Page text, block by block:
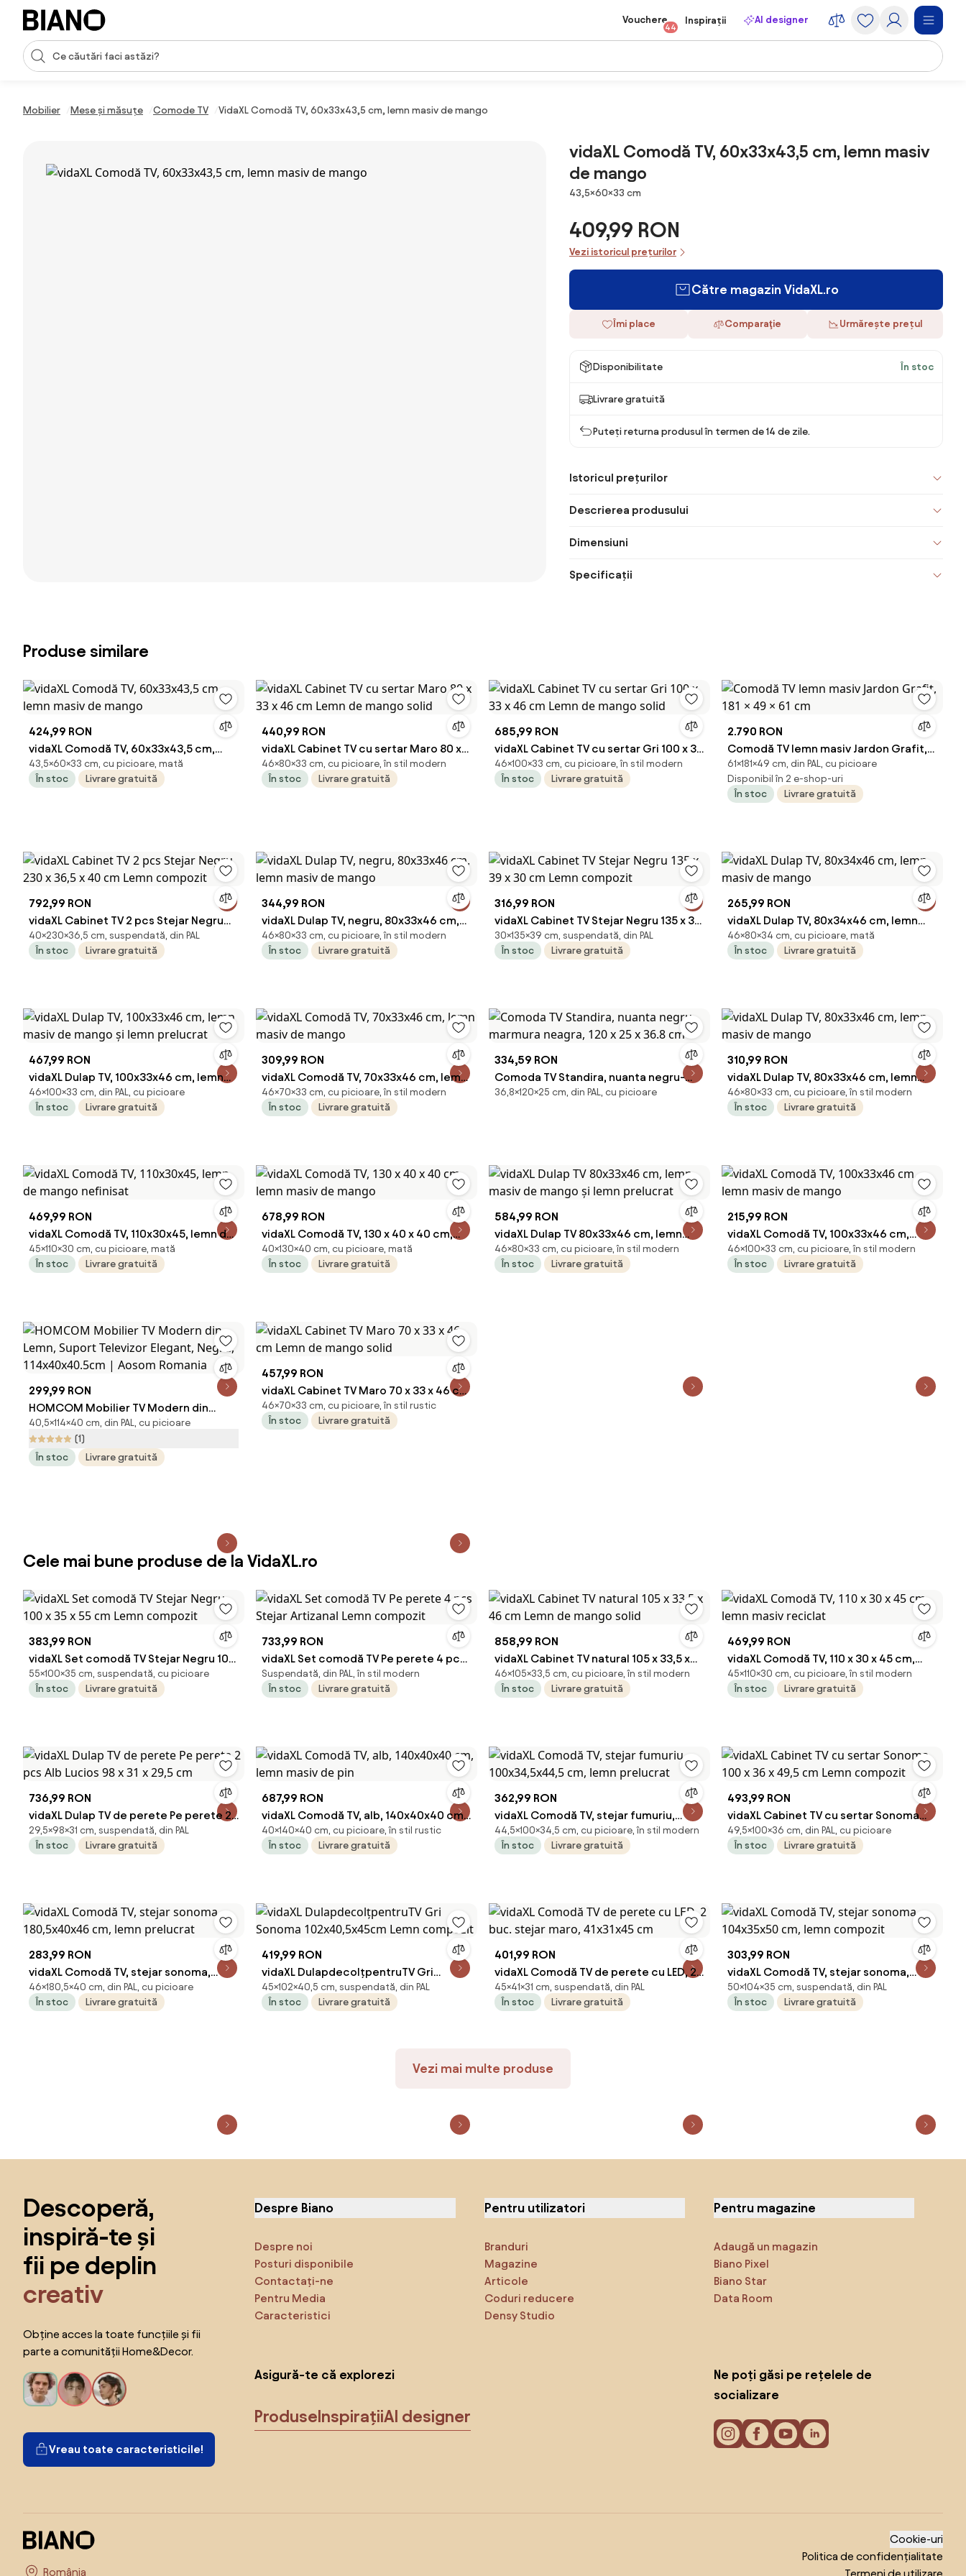
Sari peste navigare, accesează conținutul
Introducerea căutării
Vouchere
44
Inspirații AI designer
Mobilier Mese și măsuțe Comode TV VidaXL Comodă TV, 60x33x43,5 cm, lemn masiv de mango
vidaXL Comodă TV, 60x33x43,5 cm, lemn masiv
de mango
Dimensiuni
43,5×60×33 cm
409,99 RON
Vezi istoricul prețurilor
Către magazin VidaXL.ro
Îmi place Comparaţie Urmărește prețul
Disponibilitate În stoc
Livrare gratuită
Puteți returna produsul în termen de 14 de zile.
Istoricul prețurilor
Descrierea produsului
Dimensiuni
Specificații
Produse similare
424,99 RON
vidaXL Comodă TV, 60x33x43,5 cm,
lemn masiv de mango
43,5×60×33 cm, cu picioare, mată
În stoc
Livrare gratuită
440,99 RON
vidaXL Cabinet TV cu sertar Maro 80 x
33 x 46 cm Lemn de mango solid
46×80×33 cm, cu picioare, în stil modern
În stoc
Livrare gratuită
685,99 RON
vidaXL Cabinet TV cu sertar Gri 100 x 33
x 46 cm Lemn de mango solid
46×100×33 cm, cu picioare, în stil modern
În stoc
Livrare gratuită
2.790 RON
Comodă TV lemn masiv Jardon Grafit,
181 × 49 × 61 cm
61×181×49 cm, din PAL, cu picioare
Disponibil în 2 e-shop-uri
În stoc
Livrare gratuită
792,99 RON
vidaXL Cabinet TV 2 pcs Stejar Negru
230 x 36,5 x 40 cm Lemn compozit
40×230×36,5 cm, suspendată, din PAL
În stoc
Livrare gratuită
344,99 RON
vidaXL Dulap TV, negru, 80x33x46 cm,
lemn masiv de mango
46×80×33 cm, cu picioare, în stil modern
În stoc
Livrare gratuită
316,99 RON
vidaXL Cabinet TV Stejar Negru 135 x 39
x 30 cm Lemn compozit
30×135×39 cm, suspendată, din PAL
În stoc
Livrare gratuită
265,99 RON
vidaXL Dulap TV, 80x34x46 cm, lemn
masiv de mango
46×80×34 cm, cu picioare, mată
În stoc
Livrare gratuită
467,99 RON
vidaXL Dulap TV, 100x33x46 cm, lemn
masiv de mango și lemn prelucrat
46×100×33 cm, din PAL, cu picioare
În stoc
Livrare gratuită
309,99 RON
vidaXL Comodă TV, 70x33x46 cm, lemn
masiv de mango
46×70×33 cm, cu picioare, în stil modern
În stoc
Livrare gratuită
334,59 RON
Comoda TV Standira, nuanta negru-
marmura neagra, 120 x 25 x 36.8 cm
36,8×120×25 cm, din PAL, cu picioare
310,99 RON
vidaXL Dulap TV, 80x33x46 cm, lemn
masiv de mango
46×80×33 cm, cu picioare, în stil modern
În stoc
Livrare gratuită
469,99 RON
vidaXL Comodă TV, 110x30x45, lemn de
mango nefinisat
45×110×30 cm, cu picioare, mată
În stoc
Livrare gratuită
678,99 RON
vidaXL Comodă TV, 130 x 40 x 40 cm,
lemn masiv de mango
40×130×40 cm, cu picioare, mată
În stoc
Livrare gratuită
584,99 RON
vidaXL Dulap TV 80x33x46 cm, lemn
masiv de mango și lemn prelucrat
46×80×33 cm, cu picioare, în stil modern
În stoc
Livrare gratuită
215,99 RON
vidaXL Comodă TV, 100x33x46 cm,
lemn masiv de mango
46×100×33 cm, cu picioare, în stil modern
În stoc
Livrare gratuită
299,99 RON
HOMCOM Mobilier TV Modern din
Lemn, Suport Televizor Elegant, Negru,
114x40x40.5cm | Aosom Romania
40,5×114×40 cm, din PAL, cu picioare
(1)
În stoc
Livrare gratuită
457,99 RON
vidaXL Cabinet TV Maro 70 x 33 x 46 cm
Lemn de mango solid
46×70×33 cm, cu picioare, în stil rustic
În stoc
Livrare gratuită
Cele mai bune produse de la VidaXL.ro
383,99 RON
vidaXL Set comodă TV Stejar Negru 100
x 35 x 55 cm Lemn compozit
55×100×35 cm, suspendată, cu picioare
În stoc
Livrare gratuită
733,99 RON
vidaXL Set comodă TV Pe perete 4 pcs
Stejar Artizanal Lemn compozit
Suspendată, din PAL, în stil modern
În stoc
Livrare gratuită
858,99 RON
vidaXL Cabinet TV natural 105 x 33,5 x
46 cm Lemn de mango solid
46×105×33,5 cm, cu picioare, în stil modern
În stoc
Livrare gratuită
469,99 RON
vidaXL Comodă TV, 110 x 30 x 45 cm,
lemn masiv reciclat
45×110×30 cm, cu picioare, în stil modern
În stoc
Livrare gratuită
736,99 RON
vidaXL Dulap TV de perete Pe perete 2
pcs Alb Lucios 98 x 31 x 29,5 cm
29,5×98×31 cm, suspendată, din PAL
În stoc
Livrare gratuită
687,99 RON
vidaXL Comodă TV, alb, 140x40x40 cm,
lemn masiv de pin
40×140×40 cm, cu picioare, în stil rustic
În stoc
Livrare gratuită
362,99 RON
vidaXL Comodă TV, stejar fumuriu,
100x34,5x44,5 cm, lemn prelucrat
44,5×100×34,5 cm, cu picioare, în stil modern
În stoc
Livrare gratuită
493,99 RON
vidaXL Cabinet TV cu sertar Sonoma
100 x 36 x 49,5 cm Lemn compozit
49,5×100×36 cm, din PAL, cu picioare
În stoc
Livrare gratuită
283,99 RON
vidaXL Comodă TV, stejar sonoma,
180,5x40x46 cm, lemn prelucrat
46×180,5×40 cm, din PAL, cu picioare
În stoc
Livrare gratuită
419,99 RON
vidaXL DulapdecolțpentruTV Gri
Sonoma 102x40,5x45cm Lemn
compozit
45×102×40,5 cm, suspendată, din PAL
În stoc
Livrare gratuită
401,99 RON
vidaXL Comodă TV de perete cu LED, 2
buc. stejar maro, 41x31x45 cm
45×41×31 cm, suspendată, din PAL
În stoc
Livrare gratuită
303,99 RON
vidaXL Comodă TV, stejar sonoma,
104x35x50 cm, lemn compozit
50×104×35 cm, suspendată, din PAL
În stoc
Livrare gratuită
Vezi mai multe produse
Descoperă,
inspiră-te și
fii pe deplin
creativ
Obține acces la toate funcțiile și fii
parte a comunității Home&Decor.
Vreau toate caracteristicile!
Despre Biano
Despre noi
Posturi disponibile
Contactați-ne
Pentru Media
Caracteristici
Pentru utilizatori
Branduri
Magazine
Articole
Coduri reducere
Densy Studio
Pentru magazine
Adaugă un magazin
Biano Pixel
Biano Star
Data Room
Asigură-te că explorezi
ProduseInspirațiiAI designer
Ne poți găsi pe rețelele de
socializare
Cookie-uri
Politica de confidențialitate
Termeni de utilizare